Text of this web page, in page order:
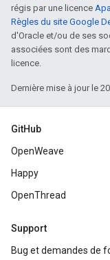
régis par une licence
Règles du site Google
d'Oracle et/ou de ses
associées sont des
licence.
Dernière mise à jour le
GitHub
OpenWeave
Happy
OpenThread
Support
Bug et demandes de